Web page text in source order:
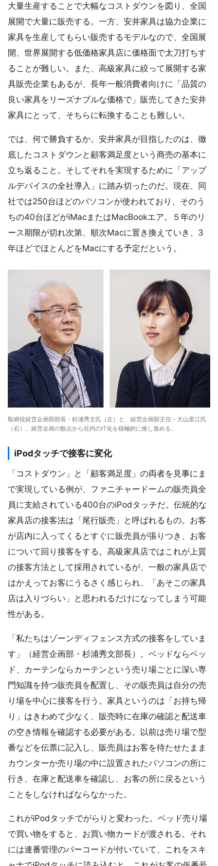
大量生産することで大幅なコストダウンを図り、全国
展開で大量に販売する。一方、安井家具は協力企業に
家具を生産してもらい販売するモデルなので、全国展
開、世界展開する低価格家具店に価格面で太刀打ちす
ることが難しい。また、高級家具に絞って展開する家
具販売企業もあるが、長年一般消費者向けに「品質の
良い家具をリーズナブルな価格で」販売してきた安井
家具にとって、そちらに転換することも難しい。
では、何で勝負するか。安井家具が目指したのは、徹
底したコストダウンと顧客満足度という商売の基本に
立ち返ること。そしてそれを実現するために「アップ
ルデバイスの全社導入」に踏み切ったのだ。現在、同
社では250台ほどのパソコンが使われており、そのう
ちの40台ほどがiMacまたはMacBookエア。５年のリ
ース期限が切れ次第、順次Macに置き換えていき、3
年ほどでほとんどをMacにする予定だという。
取締役経営企画部部長・杉浦秀文氏（左）と、経営企画部主任・大山里江氏
（右）。経営企画の観点から社内のIT化を積極的に推し進める。
iPodタッチで接客に変化
「コストダウン」と「顧客満足度」の両者を見事にま
で実現している例が、ファニチャードームの販売員全
員に支給されている400台のiPodタッチだ。伝統的な
家具店の接客法は「尾行販売」と呼ばれるもの。お客
が店内に入ってくるとすぐに販売員が張りつき、お客
について回り接客をする。高級家具店ではこれが上質
の接客方法として採用されているが、一般の家具店で
はかえってお客にうるさく感じられ、「あそこの家具
店は入りづらい」と思われるだけになってしまう可能
性がある。
「私たちはゾーンディフェンス方式の接客をしていま
す」（経営企画部・杉浦秀文部長）。ベッドならベッ
ド、カーテンならカーテンという売り場ごとに深い専
門知識を持つ販売員を配置し、その販売員は自分の売
り場を中心に接客を行う。家具というのは「お持ち帰
り」はきわめて少なく、販売時に在庫の確認と配送車
の空き情報を確認する必要がある。以前は売り場で型
番などを伝票に記入し、販売員はお客を待たせたまま
カウンターか売り場の中に設置されたパソコンの所に
行き、在庫と配送車を確認し、お客の所に戻るという
ことをしなければならなかった。
これがiPodタッチでがらりと変わった。ベッド売り場
で買い物をすると、お買い物カードが渡される。それ
には連番管理のバーコードが付いていて、これをスキ